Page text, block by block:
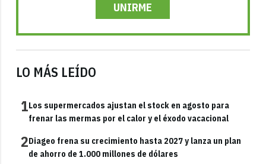
UNIRME
LO MÁS LEÍDO
1Los supermercados ajustan el stock en agosto para
frenar las mermas por el calor y el éxodo vacacional
2Diageo frena su crecimiento hasta 2027 y lanza un plan
de ahorro de 1.000 millones de dólares